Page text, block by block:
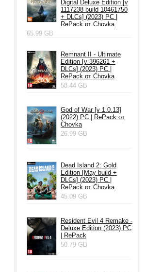
Digital Deluxe Edition [v
1117238 build 10461750
+ DLCs] (2023) PC |
RePack от Chovka
65.99 GB
Remnant II - Ultimate
Edition [v 396261 +
DLCs] (2023) PC |
RePack от Chovka
58.44 GB
God of War [v 1.0.13]
(2022) PC | RePack от
Chovka
26.99 GB
Dead Island 2: Gold
Edition [May build +
DLCs] (2023) PC |
RePack от Chovka
45.09 GB
Resident Evil 4 Remake -
Deluxe Edition (2023) PC
| RePack
50.79 GB